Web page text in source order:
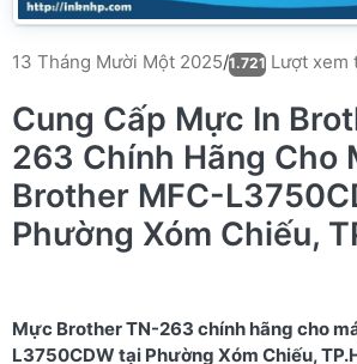
13 Tháng Mười Một 2025/1.721 Lượt xem
Cung Cấp Mực In
263 Chính Hãng Cho
Brother MFC-
Phường Xóm Chiếu,
Mực Brother TN-263 chính hãng cho
L3750CDW tại Phường Xóm Chiếu,